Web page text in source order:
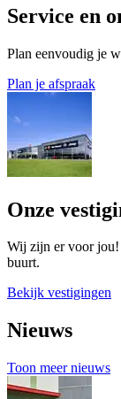
Service en
Plan eenvoudig je
Plan je afspraak
Onze
Wij zijn er voor
buurt.
Bekijk vestigingen
Nieuws
Toon meer nieuws